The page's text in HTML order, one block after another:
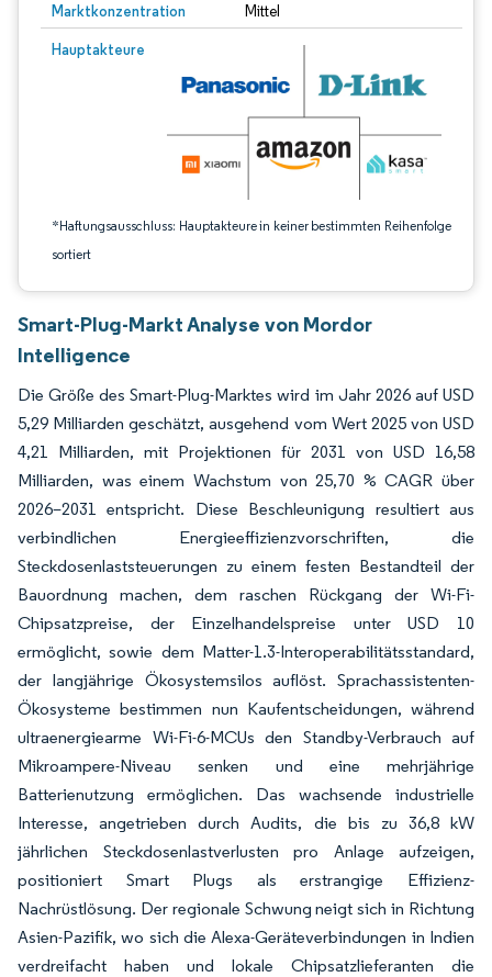
Marktkonzentration Mittel
Hauptakteure
*Haftungsausschluss: Hauptakteure in keiner bestimmten Reihenfolge
sortiert
Bild © Mordor Intelligence. Wiederverwendung erfordert Namensnennung
Smart-Plug-Markt Analyse von Mordor
Intelligence
Die Größe des Smart-Plug-Marktes wird im Jahr 2026 auf USD
5,29 Milliarden geschätzt, ausgehend vom Wert 2025 von USD
4,21 Milliarden, mit Projektionen für 2031 von USD 16,58
Milliarden, was einem Wachstum von 25,70 % CAGR über
2026–2031 entspricht. Diese Beschleunigung resultiert aus
verbindlichen Energieeffizienzvorschriften, die
Steckdosenlaststeuerungen zu einem festen Bestandteil der
Bauordnung machen, dem raschen Rückgang der Wi-Fi-
Chipsatzpreise, der Einzelhandelspreise unter USD 10
ermöglicht, sowie dem Matter-1.3-Interoperabilitätsstandard,
der langjährige Ökosystemsilos auflöst. Sprachassistenten-
Ökosysteme bestimmen nun Kaufentscheidungen, während
ultraenergiearme Wi-Fi-6-MCUs den Standby-Verbrauch auf
Mikroampere-Niveau senken und eine mehrjährige
Batterienutzung ermöglichen. Das wachsende industrielle
Interesse, angetrieben durch Audits, die bis zu 36,8 kW
jährlichen Steckdosenlastverlusten pro Anlage aufzeigen,
positioniert Smart Plugs als erstrangige Effizienz-
Nachrüstlösung. Der regionale Schwung neigt sich in Richtung
Asien-Pazifik, wo sich die Alexa-Geräteverbindungen in Indien
verdreifacht haben und lokale Chipsatzlieferanten die